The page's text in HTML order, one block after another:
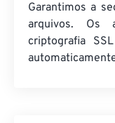
Garantimos a
arquivos. Os
criptografia